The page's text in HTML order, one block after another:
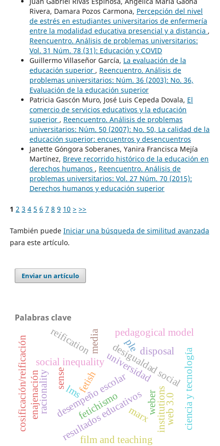
Rivera, Damara Pozos Carmona, Percepción del nivel
de estrés en estudiantes universitarios de enfermería
entre la modalidad educativa presencial y a distancia ,
Reencuentro. Análisis de problemas universitarios:
Vol. 31 Núm. 78 (31): Educación y COVID
Guillermo Villaseñor García, La evaluación de la
educación superior , Reencuentro. Análisis de
problemas universitarios: Núm. 36 (2003): No. 36,
Evaluación de la educación superior
Patricia Gascón Muro, José Luis Cepeda Dovala, El
comercio de servicios educativos y la educación
superior , Reencuentro. Análisis de problemas
universitarios: Núm. 50 (2007): No. 50, La calidad de la
educación superior: encuentros y desencuentros
Janette Góngora Soberanes, Yanira Francisca Mejía
Martínez, Breve recorrido histórico de la educación en
derechos humanos , Reencuentro. Análisis de
problemas universitarios: Vol. 27 Núm. 70 (2015):
Derechos humanos y educación superior
1 2 3 4 5 6 7 8 9 10 > >>
También puede Iniciar una búsqueda de similitud avanzada
para este artículo.
Enviar un artículo
Palabras clave
universidad
fetichismo
resultados educativos
desempeño escolar
social inequality desigualdad social
racionality weberinstitutions
fetish
disposal
reification
enajenación
cosificación/reificación marx
media
film and teaching
ciencia y tecnología
ple
lms
web 3.0
pedagogical model
sense